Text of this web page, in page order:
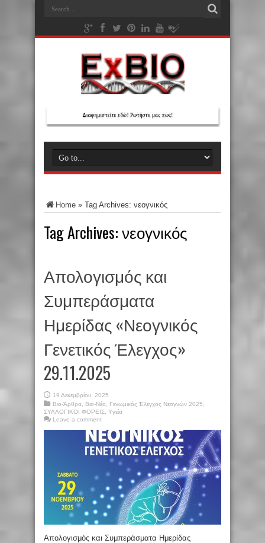
Home » Tag Archives: νεογνικός
Tag Archives:νεογνικός
Απολογισμός και
Συμπεράσματα
Ημερίδας «Νεογνικός
Γενετικός Έλεγχος»
29.11.2025
19 Δεκεμβρίου, 2025
Βιο-Άρθρα
Βιο-Νέα Γενωμικός Έλεγχος Νεογνών 2025
ΣΥΛΛΟΓΙΚΟΙ ΦΟΡΕΙΣ Υγεία
Leave a comment
Απολογισμός και Συμπεράσματα Ημερίδας